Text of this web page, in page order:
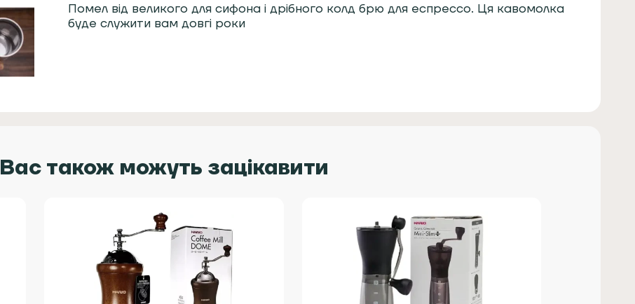
Помел від великого для сифона і дрібного колд брю для еспрессо. Ця кавомолка
буде служити вам довгі роки
Вас також можуть зацікавити